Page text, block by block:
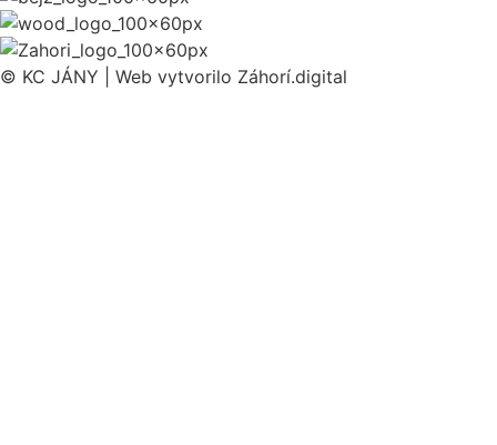
© KC JÁNY | Web vytvorilo Záhorí.digital